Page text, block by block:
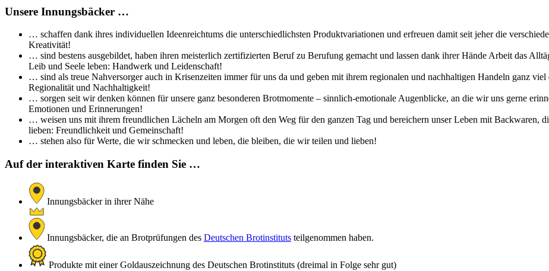
Unsere Innungsbäcker …
… schaffen dank ihres individuellen Ideenreichtums die unterschiedlichsten Produktvariationen und erfreuen damit seit jeher die
Kreativität!
… sind bestens ausgebildet, haben ihren meisterlich zertifizierten Beruf zu Berufung gemacht und lassen dank ihrer Hände Arbeit das
Leib und Seele leben: Handwerk und Leidenschaft!
… sind als treue Nahversorger auch in Krisenzeiten immer für uns da und geben mit ihrem regionalen und nachhaltigen Handeln ganz
Regionalität und Nachhaltigkeit!
… sorgen seit wir denken können für unsere ganz besonderen Brotmomente – sinnlich-emotionale Augenblicke, an die wir uns gerne
Emotionen und Erinnerungen!
… weisen uns mit ihrem freundlichen Lächeln am Morgen oft den Weg für den ganzen Tag und bereichern unser Leben mit Backwaren,
lieben: Freundlichkeit und Gemeinschaft!
… stehen also für Werte, die wir schmecken und leben, die bleiben, die wir teilen und lieben!
Auf der interaktiven Karte finden Sie …
Innungsbäcker in ihrer Nähe
Innungsbäcker, die an Brotprüfungen des Deutschen Brotinstituts teilgenommen haben.
Produkte mit einer Goldauszeichnung des Deutschen Brotinstituts (dreimal in Folge sehr gut)